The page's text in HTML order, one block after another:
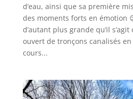
d’eau, ainsi que sa première
des moments forts en émotion
d’autant plus grande qu’il
ouvert de tronçons canalisés
cours...